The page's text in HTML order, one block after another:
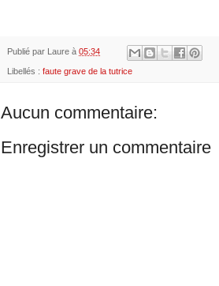
Publié par Laure à 05:34
Libellés : faute grave de la tutrice
Aucun commentaire:
Enregistrer un commentaire